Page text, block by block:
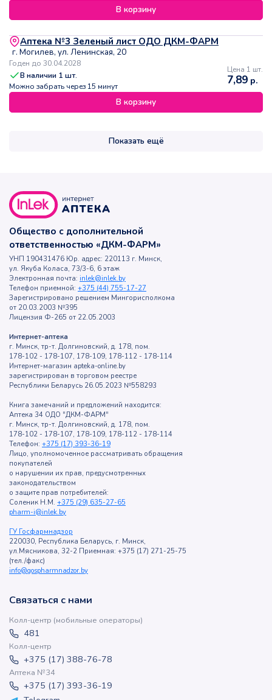
В корзину
Аптека №3 Зеленый лист ОДО ДКМ-ФАРМ
г. Могилев, ул. Ленинская, 20
Годен до 30.04.2028
В наличии 1 шт.
Можно забрать через 15 минут
Цена 1 шт.
7,89 р.
В корзину
Показать ещё
Общество с дополнительной
ответственностью «ДКМ-ФАРМ»
УНП 190431476 Юр. адрес: 220113 г. Минск,
ул. Якуба Коласа, 73/3-6, 6 этаж
Электронная почта: inlek@inlek.by
Телефон приемной: +375 (44) 755-17-27
Зарегистрировано решением Мингорисполкома
от 20.03.2003 №395
Лицензия Ф-265 от 22.05.2003
Интернет-аптека
г. Минск, тр-т. Долгиновский, д. 178, пом.
178-102 - 178-107, 178-109, 178-112 - 178-114
Интернет-магазин apteka-online.by
зарегистрирован в торговом реестре
Республики Беларусь 26.05.2023 №558293
Книга замечаний и предложений находится:
Аптека 34 ОДО "ДКМ-ФАРМ"
г. Минск, тр-т. Долгиновский, д. 178, пом.
178-102 - 178-107, 178-109, 178-112 - 178-114
Телефон: +375 (17) 393-36-19
Лицо, уполномоченное рассматривать обращения
покупателей
о нарушении их прав, предусмотренных
законодательством
о защите прав потребителей:
Соленик Н.М. +375 (29) 635-27-65
pharm-i@inlek.by
ГУ Госфармнадзор
220030, Республика Беларусь, г. Минск,
ул.Мясникова, 32-2 Приемная: +375 (17) 271-25-75
(тел./факс)
info@gospharmnadzor.by
Связаться с нами
Колл-центр (мобильные операторы)
481
Колл-центр
+375 (17) 388-76-78
Аптека №34
+375 (17) 393-36-19